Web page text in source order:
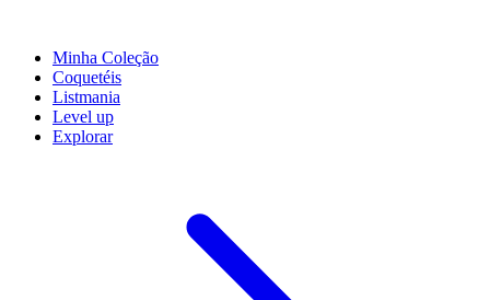
Minha Coleção
Coquetéis
Listmania
Level up
Explorar